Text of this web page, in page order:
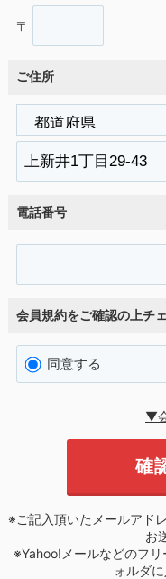
〒
ご住所
電話番号
会員規約をご確認の上チ
同意する
▼
※ご記入頂いたメールアド
お
※Yahoo!メールなどのフ
ォルダ